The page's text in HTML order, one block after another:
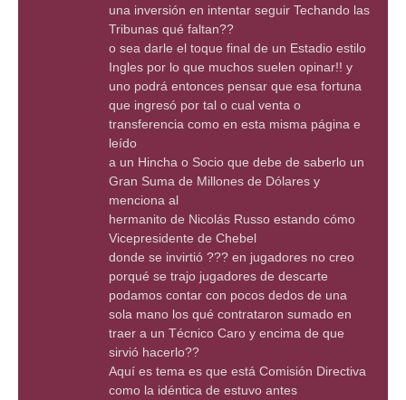
una inversión en intentar seguir Techando las
Tribunas qué faltan??
o sea darle el toque final de un Estadio estilo
Ingles por lo que muchos suelen opinar!! y
uno podrá entonces pensar que esa fortuna
que ingresó por tal o cual venta o
transferencia como en esta misma página e
leído
a un Hincha o Socio que debe de saberlo un
Gran Suma de Millones de Dólares y
menciona al
hermanito de Nicolás Russo estando cómo
Vicepresidente de Chebel
donde se invirtió ??? en jugadores no creo
porqué se trajo jugadores de descarte
podamos contar con pocos dedos de una
sola mano los qué contrataron sumado en
traer a un Técnico Caro y encima de que
sirvió hacerlo??
Aquí es tema es que está Comisión Directiva
como la idéntica de estuvo antes